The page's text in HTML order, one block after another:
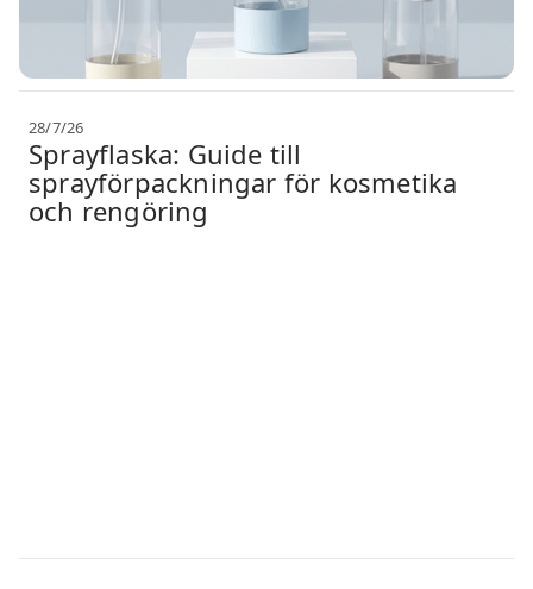
28/7/26
Sprayflaska: Guide till
sprayförpackningar för kosmetika
och rengöring